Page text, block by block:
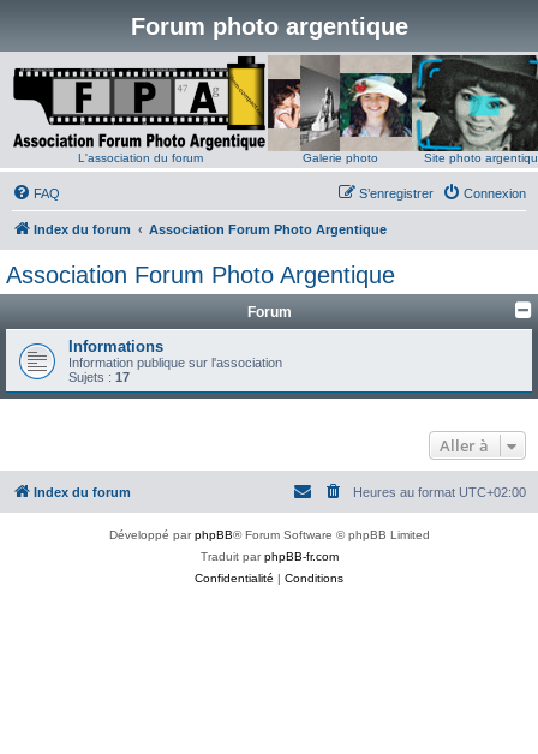
Forum photo argentique
L'association du forum Galerie photo Site photo
FAQ Connexion
S’enregistrer
Index du forum Association Forum Photo Argentique
Association Forum Photo Argentique
Forum
Informations
Information publique sur l'association
Sujets : 17
Aller à
Index du forum Heures au format UTC+02:00
Développé parphpBB® Forum Software © phpBB Limited
Traduit parphpBB-fr.com
Confidentialité | Conditions